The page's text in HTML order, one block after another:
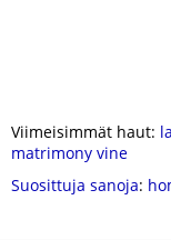
Viimeisimmät haut:
matrimony vine
Suosittuja sanoja: